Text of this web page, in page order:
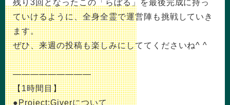
残り3回となったこの「らぼる」を最後完成に持っ
ていけるように、全身全霊で運営陣も挑戦していき
ます。
ぜひ、来週の投稿も楽しみにしててくださいね^ ^
—————————
【1時間目】
●Project:Giverについて